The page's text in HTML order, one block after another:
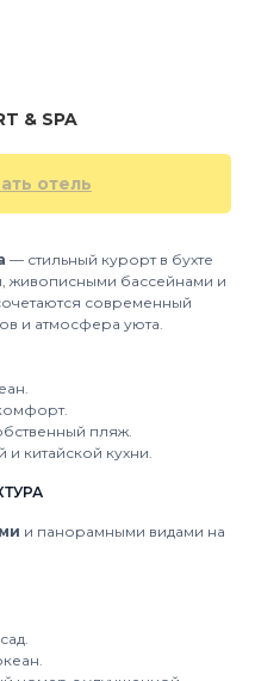
& SPA
отель
— стильный курорт в бухте
живописными бассейнами и
современный
и атмосфера уюта.
пляж.
китайской кухни.
и панорамными видами на